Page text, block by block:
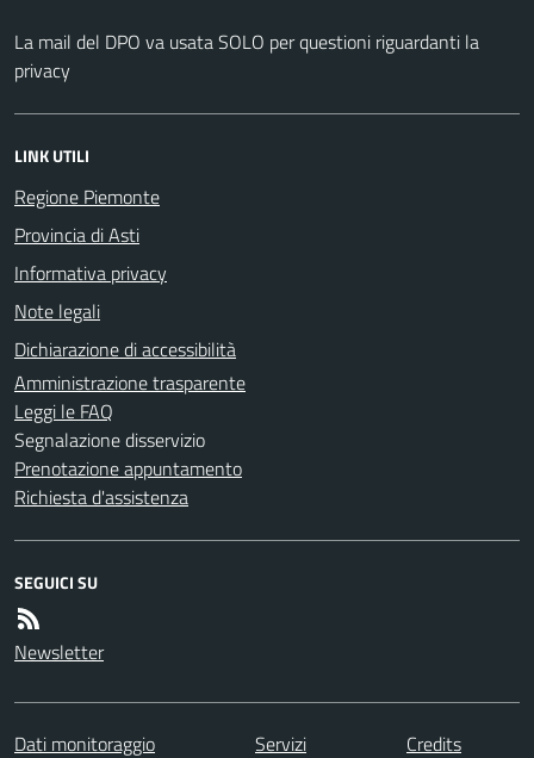
La mail del DPO va usata SOLO per questioni riguardanti la
privacy
LINK UTILI
Regione Piemonte
Provincia di Asti
Informativa privacy
Note legali
Dichiarazione di accessibilità
Amministrazione trasparente
Leggi le FAQ
Segnalazione disservizio
Prenotazione appuntamento
Richiesta d'assistenza
SEGUICI SU
Newsletter
Dati monitoraggio Servizi
Credits